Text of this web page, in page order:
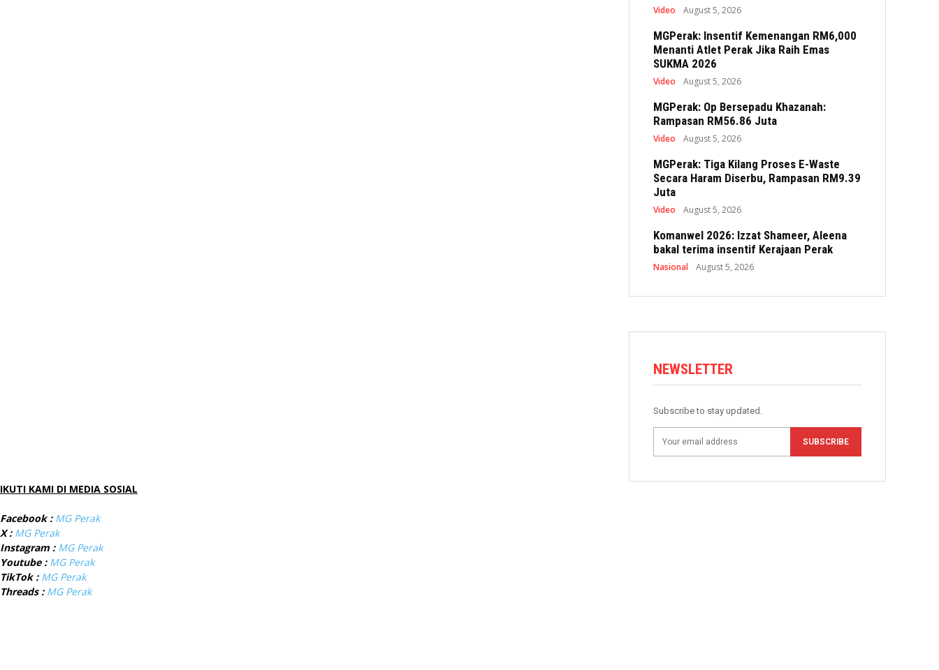
Video August 5, 2026
MGPerak: Insentif Kemenangan RM6,000
Menanti Atlet Perak Jika Raih Emas
SUKMA 2026
Video August 5, 2026
MGPerak: Op Bersepadu Khazanah:
Rampasan RM56.86 Juta
Video August 5, 2026
MGPerak: Tiga Kilang Proses E-Waste
Secara Haram Diserbu, Rampasan RM9.39
Juta
Video August 5, 2026
Komanwel 2026: Izzat Shameer, Aleena
bakal terima insentif Kerajaan Perak
Nasional August 5, 2026
NEWSLETTER
Subscribe to stay updated.
SUBSCRIBE
IKUTI KAMI DI MEDIA SOSIAL
Facebook : MG Perak
X : MG Perak
Instagram : MG Perak
Youtube : MG Perak
TikTok : MG Perak
Threads : MG Perak